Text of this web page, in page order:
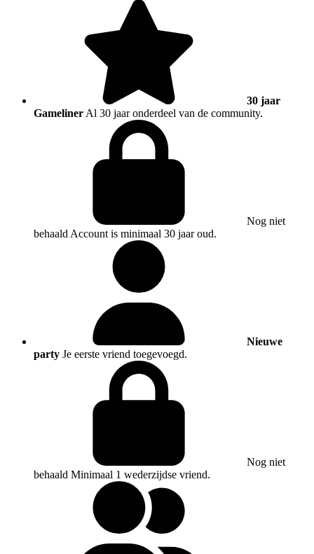
30 jaar
Gameliner Al 30 jaar onderdeel van de community.
Nog niet
behaald Account is minimaal 30 jaar oud.
Nieuwe
party Je eerste vriend toegevoegd.
Nog niet
behaald Minimaal 1 wederzijdse vriend.